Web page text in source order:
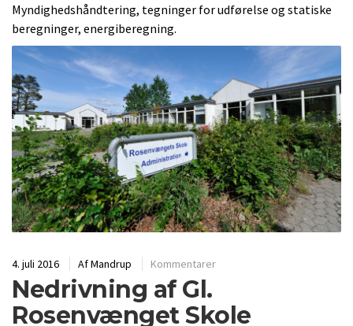
Myndighedshåndtering, tegninger for udførelse og statiske
beregninger, energiberegning.
4. juli 2016 AfMandrup Kommentarer
Nedrivning af Gl.
Rosenvænget Skole